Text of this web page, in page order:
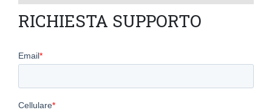
RICHIESTA SUPPORTO